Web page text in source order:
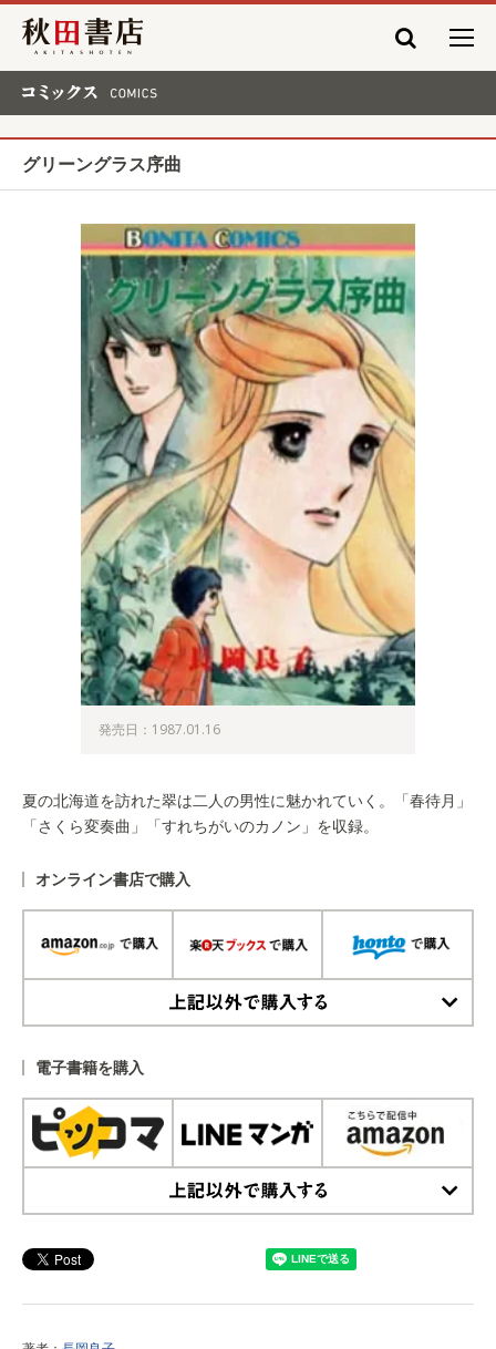
秋田書店
グリーングラス序曲
発売日：1987.01.16
夏の北海道を訪れた翠は二人の男性に魅かれていく。「春待月」
「さくら変奏曲」「すれちがいのカノン」を収録。
オンライン書店で購入
電子書籍を購入